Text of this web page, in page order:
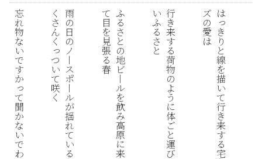
は
っ
き
り
と
線
を
描
い
て
行
き
来
す
る
宅
ズ
の
愛
は
行
き
来
す
る
荷
物
の
よ
う
に
体
ご
と
運
び
い
ふ
る
さ
と
ふ
る
さ
と
の
地
ビ
丨
ル
を
飲
み
高
原
に
来
て
目
を
見
張
る
春
雨
の
日
の
ノ
丨
ス
ポ
丨
ル
が
揺
れ
て
い
る
く
さ
ん
く
っ
つ
い
て
咲
く
忘
れ
物
な
い
で
す
か
っ
て
聞
か
な
い
で
わ